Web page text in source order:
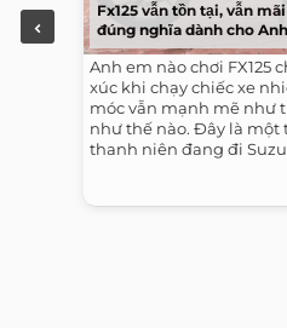
Fx125 vẫn tồn tại, vẫn
đúng nghĩa dành cho
Anh em nào chơi FX125
xúc khi chạy chiếc xe
móc vẫn mạnh mẽ như
như thế nào. Đây là một
thanh niên đang đi